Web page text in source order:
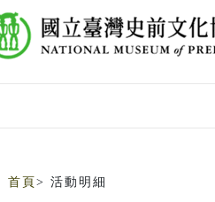
首頁 > 活動明細